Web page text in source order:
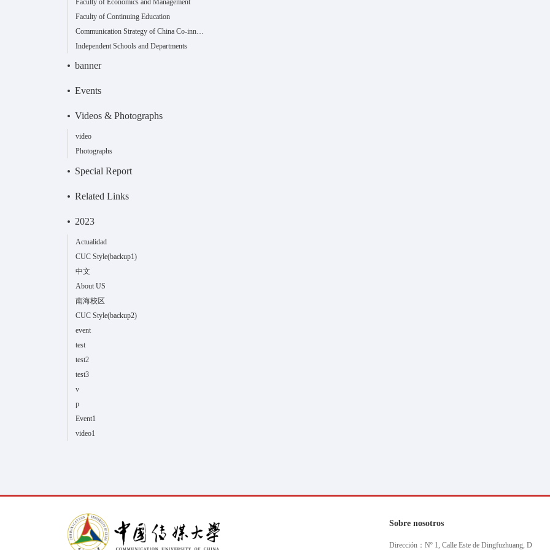
Faculty of Continuing Education
Independent Schools and Departments
banner
Events
Videos & Photographs
video
Photographs
Special Report
Related Links
2023
Actualidad
CUC Style(backup1)
中文
About US
南海校区
CUC Style(backup2)
event
test
test2
test3
v
p
Event1
video1
Sobre nosotros
Dirección：Nº 1, Calle Este de Dingfuzhuang, D